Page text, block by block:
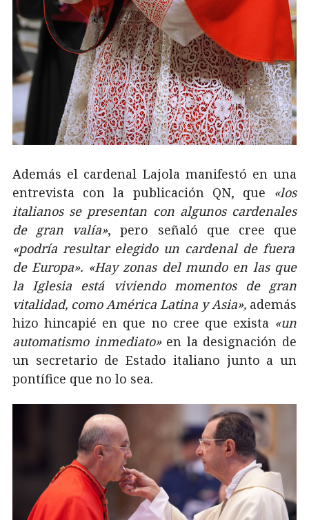
Además el cardenal Lajola manifestó en una
entrevista con la publicación QN, que «los
italianos se presentan con algunos cardenales
de gran valía», pero señaló que cree que
«podría resultar elegido un cardenal de fuera
de Europa». «Hay zonas del mundo en las que
la Iglesia está viviendo momentos de gran
vitalidad, como América Latina y Asia», además
hizo hincapié en que no cree que exista «un
automatismo inmediato»en la designación de
un secretario de Estado italiano junto a un
pontífice que no lo sea.